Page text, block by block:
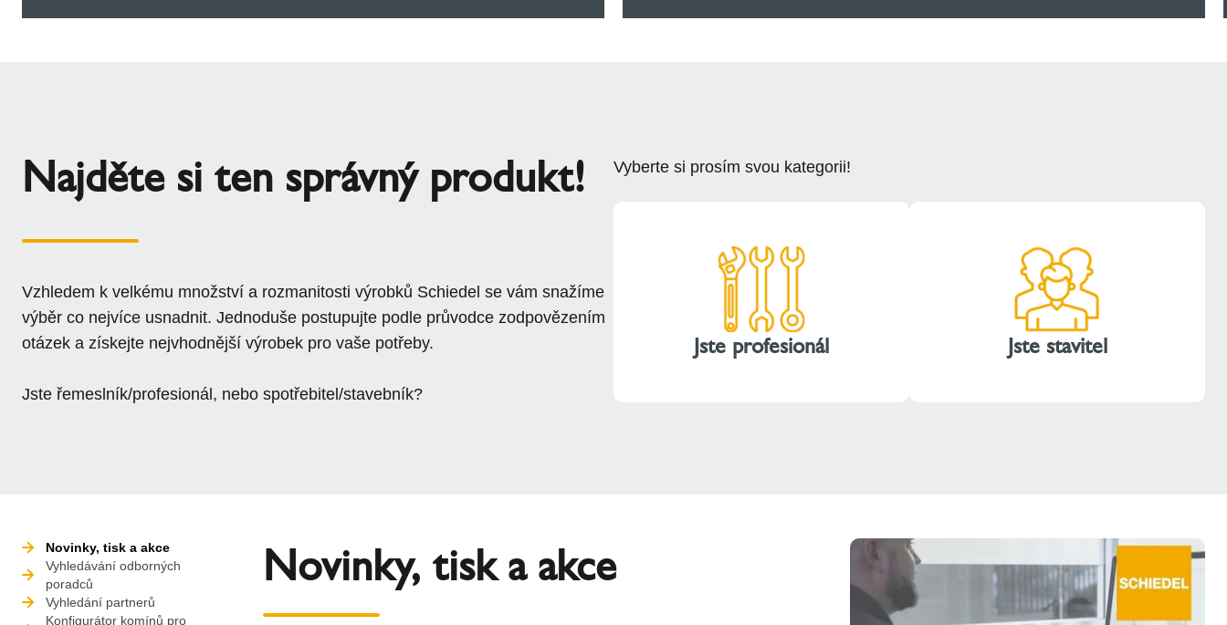
Najděte si ten správný produkt!
Vzhledem k velkému množství a rozmanitosti výrobků Schiedel se vám snažíme
výběr co nejvíce usnadnit. Jednoduše postupujte podle průvodce zodpovězením
otázek a získejte nejvhodnější výrobek pro vaše potřeby.
Jste řemeslník/profesionál, nebo spotřebitel/stavebník?
Vyberte si prosím svou kategorii!
Jste profesionál Jste stavitel
Novinky, tisk a akce
Vyhledávání odborných
poradců
Vyhledání partnerů
Konfigurátor komínů pro
Novinky, tisk a akce